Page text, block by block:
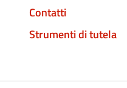
Contatti
Strumenti di tutela